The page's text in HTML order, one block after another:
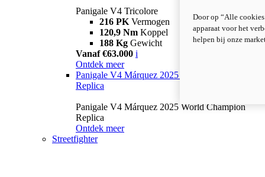
Panigale V4 Tricolore
216 PK Vermogen
120,9 Nm Koppel
188 Kg Gewicht
Vanaf €63.000 i
Ontdek meer
Panigale V4 Márquez 2025 World Champion
Replica
Panigale V4 Márquez 2025 World Champion
Replica
Ontdek meer
Streetfighter
Door op “Alle
apparaat voor het
helpen bij onze